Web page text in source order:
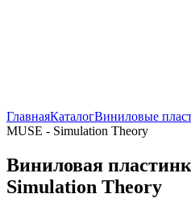
ГлавнаяКаталогВиниловые
MUSE - Simulation Theory
Виниловая
Simulation Theory